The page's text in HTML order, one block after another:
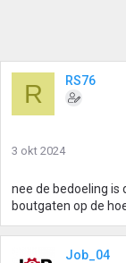
R RS76
3 okt 2024
nee de bedoeling is
boutgaten op de
Job_04